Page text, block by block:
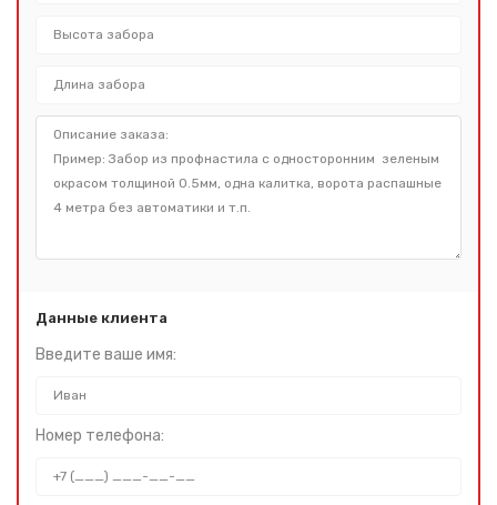
Данные клиента
Введите ваше имя:
Номер телефона: